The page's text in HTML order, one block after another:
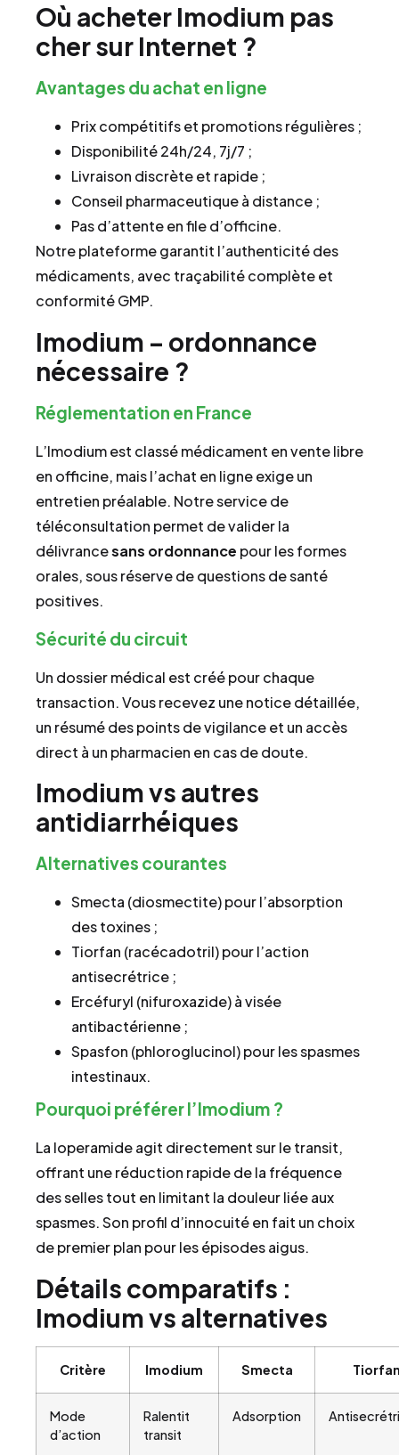
Où acheter Imodium pas
cher sur Internet ?
Avantages du achat en ligne
Prix compétitifs et promotions régulières ;
Disponibilité 24h/24, 7j/7 ;
Livraison discrète et rapide ;
Conseil pharmaceutique à distance ;
Pas d’attente en file d’officine.
Notre plateforme garantit l’authenticité des
médicaments, avec traçabilité complète et
conformité GMP.
Imodium – ordonnance
nécessaire ?
Réglementation en France
L’Imodium est classé médicament en vente libre
en officine, mais l’achat en ligne exige un
entretien préalable. Notre service de
téléconsultation permet de valider la
délivrancesans ordonnance pour les formes
orales, sous réserve de questions de santé
positives.
Sécurité du circuit
Un dossier médical est créé pour chaque
transaction. Vous recevez une notice détaillée,
un résumé des points de vigilance et un accès
direct à un pharmacien en cas de doute.
Imodium vs autres
antidiarrhéiques
Alternatives courantes
Smecta (diosmectite) pour l’absorption
des toxines ;
Tiorfan (racécadotril) pour l’action
antisecrétrice ;
Ercéfuryl (nifuroxazide) à visée
antibactérienne ;
Spasfon (phloroglucinol) pour les spasmes
intestinaux.
Pourquoi préférer l’Imodium ?
La loperamide agit directement sur le transit,
offrant une réduction rapide de la fréquence
des selles tout en limitant la douleur liée aux
spasmes. Son profil d’innocuité en fait un choix
de premier plan pour les épisodes aigus.
Détails comparatifs :
Imodium vs alternatives
Critère Imodium Smecta
Mode
d’action
Ralentit
transit
Adsorption